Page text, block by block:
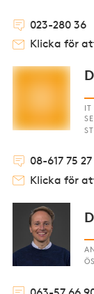
023-280 36
Klicka för
IT
08-617 75 27
Klicka för